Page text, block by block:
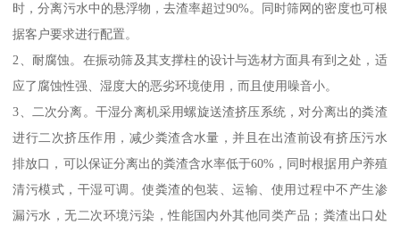
时，分离污水中的悬浮物，去渣率超过90%。同时筛网的密度也可根
据客户要求进行配置。
2、耐腐蚀。在振动筛及其支撑柱的设计与选材方面具有到之处，适
应了腐蚀性强、湿度大的恶劣环境使用，而且使用噪音小。
3、二次分离。干湿分离机采用螺旋送渣挤压系统，对分离出的粪渣
进行二次挤压作用，减少粪渣含水量，并且在出渣前设有挤压污水
排放口，可以保证分离出的粪渣含水率低于60%，同时根据用户养殖
清污模式，干湿可调。使粪渣的包装、运输、使用过程中不产生渗
漏污水，无二次环境污染，性能国内外其他同类产品；粪渣出口处